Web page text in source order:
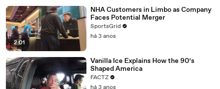
2:01
NHA Customers in Limbo as Company
Faces Potential Merger
SportsGrid
há 3 anos
Vanilla Ice Explains How the 90’s
Shaped America
FACTZ